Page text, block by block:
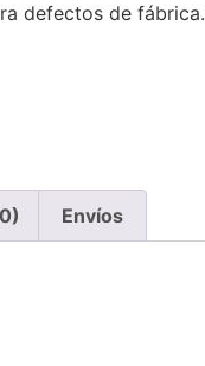
defectos de fábrica.
Envíos